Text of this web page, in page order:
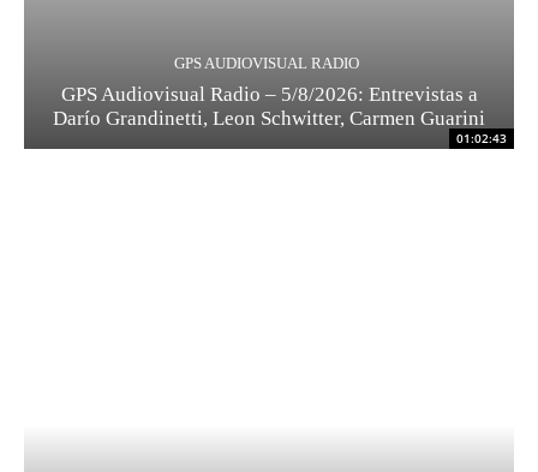
01:02:43
GPS AUDIOVISUAL RADIO
GPS Audiovisual Radio – 5/8/2026: Entrevistas a
Darío Grandinetti, Leon Schwitter, Carmen Guarini